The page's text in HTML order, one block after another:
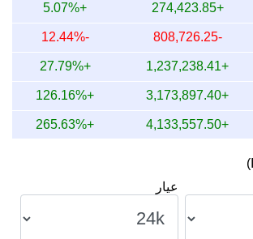
+274,423.85
+5.07%
-808,726.25
-12.44%
+1,237,238.41
+27.79%
+3,173,897.40
+126.16%
+4,133,557.50
+265.63%
عيار